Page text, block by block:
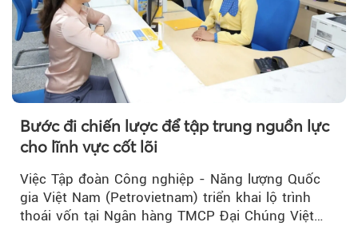
Theo Theo Doanh nghiệp và
Bước đi chiến lược để tập trung nguồn lực
cho lĩnh vực cốt lõi
Việc Tập đoàn Công nghiệp - Năng lượng Quốc
gia Việt Nam (Petrovietnam) triển khai lộ trình
thoái vốn tại Ngân hàng TMCP Đại Chúng Việt